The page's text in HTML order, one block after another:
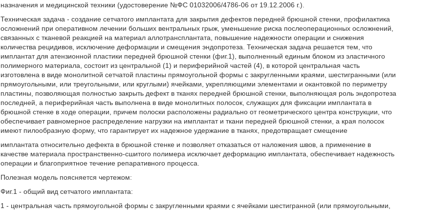
назначения и медицинской техники (удостоверение №ФС 01032006/4786-06 от 19.12.2006 г.).
Техническая задача - создание сетчатого имплантата для закрытия дефектов передней брюшной стенки, профилактика
осложнений при оперативном лечении больших вентральных грыж, уменьшение риска послеоперационных осложнений,
связанных с тканевой реакцией на материал аллотрансплантата, повышение надежности операции и снижения
количества рецидивов, исключение деформации и смещения эндопротеза. Техническая задача решается тем, что
имплантат для атензионной пластики передней брюшной стенки (фиг.1), выполненный единым блоком из эластичного
полимерного материала, состоит из центральной (1) и периферийной частей (4), в которой центральная часть
изготовлена в виде монолитной сетчатой пластины прямоугольной формы с закругленными краями, шестигранными (или
прямоугольными, или треугольными, или круглыми) ячейками, укрепляющими элементами и окантовкой по периметру
пластины, позволяющая полностью закрыть дефект в тканях передней брюшной стенки, выполняющая роль эндопротеза
последней, а периферийная часть выполнена в виде монолитных полосок, служащих для фиксации имплантата в
брюшной стенке в ходе операции, причем полоски расположены радиально от геометрического центра конструкции, что
обеспечивает равномерное распределение нагрузки на имплантат и ткани передней брюшной стенки, а края полосок
имеют пилообразную форму, что гарантирует их надежное удержание в тканях, предотвращает смещение
имплантата относительно дефекта в брюшной стенке и позволяет отказаться от наложения швов, а применение в
качестве материала пространственно-сшитого полимера исключает деформацию имплантата, обеспечивает надежность
операции и благоприятное течение репаративного процесса.
Полезная модель поясняется чертежом:
Фиг.1 - общий вид сетчатого имплантата:
1 - центральная часть прямоугольной формы с закругленными краями с ячейками шестигранной (или прямоугольными,